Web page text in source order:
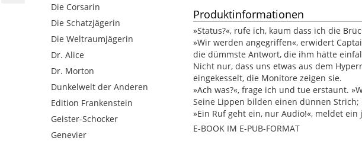
Die Corsarin
Die Schatzjägerin
Die Weltraumjägerin
Dr. Alice
Dr. Morton
Dunkelwelt der Anderen
Edition Frankenstein
Geister-Schocker
Genevier
Produktinformationen
»Status?«, rufe ich, kaum dass ich die
»Wir werden angegriffen«, erwidert
die dümmste Antwort, die ihm hätte
Nicht nur, dass uns etwas aus dem
eingekesselt, die Monitore zeigen sie.
»Ach was?«, frage ich und tue erstaunt.
Seine Lippen bilden einen dünnen
»Ein Ruf geht ein, nur Audio!«, meldet
E-BOOK IM E-PUB-FORMAT